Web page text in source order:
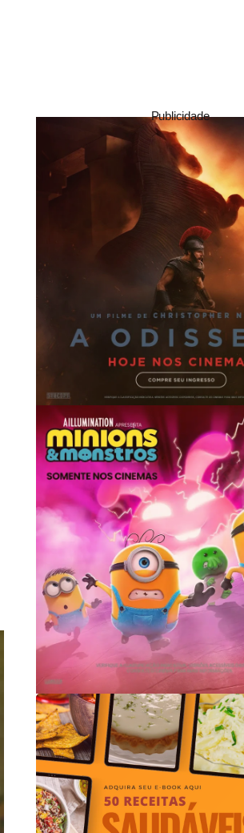
Publicidade